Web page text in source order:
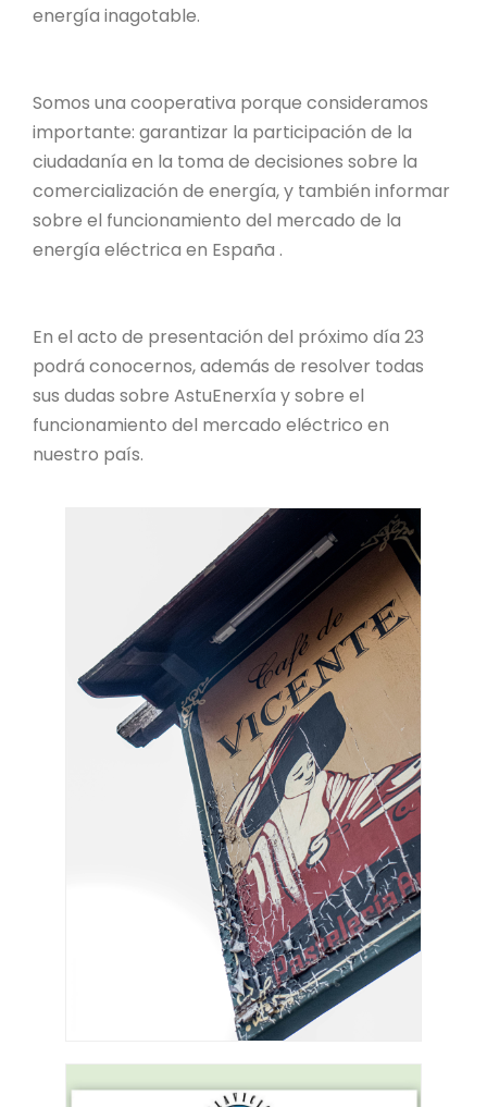
energía inagotable.
Somos una cooperativa porque consideramos
importante: garantizar la participación de la
ciudadanía en la toma de decisiones sobre la
comercialización de energía, y también informar
sobre el funcionamiento del mercado de la
energía eléctrica en España .
En el acto de presentación del próximo día 23
podrá conocernos, además de resolver todas
sus dudas sobre AstuEnerxía y sobre el
funcionamiento del mercado eléctrico en
nuestro país.